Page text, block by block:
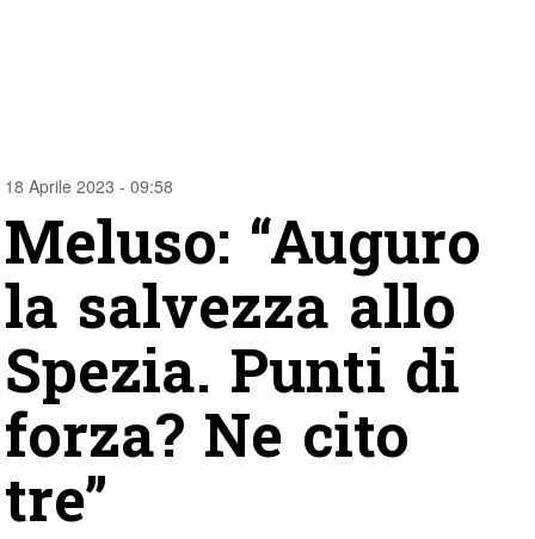
18 Aprile 2023 - 09:58
Meluso: “Auguro
la salvezza allo
Spezia. Punti di
forza? Ne cito
tre”